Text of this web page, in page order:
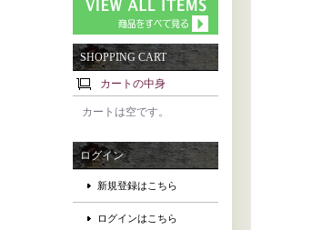
SHOPPING CART
カートの中身
カートは空です。
ログイン
新規登録はこちら
ログインはこちら